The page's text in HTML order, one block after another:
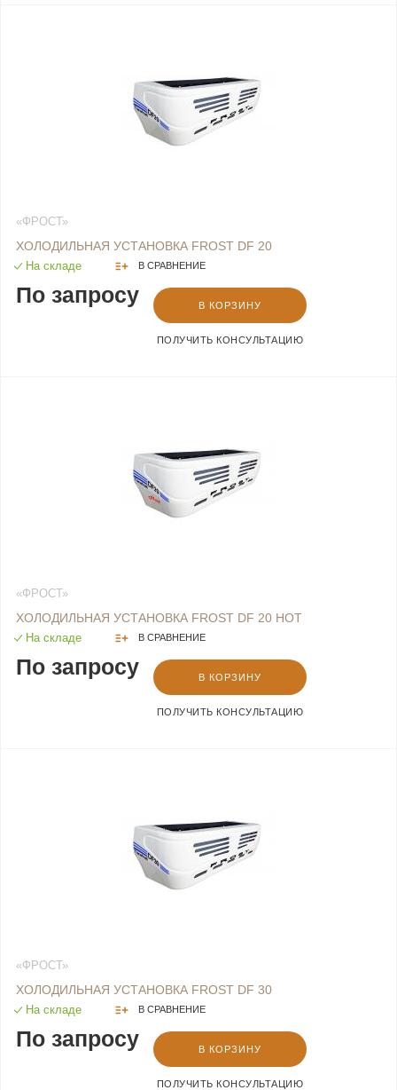
«ФРОСТ»
ХОЛОДИЛЬНАЯ УСТАНОВКА FROST DF 20
На складе В СРАВНЕНИЕ
По запросу В КОРЗИНУ
ПОЛУЧИТЬ КОНСУЛЬТАЦИЮ
«ФРОСТ»
ХОЛОДИЛЬНАЯ УСТАНОВКА FROST DF 20 HOT
На складе В СРАВНЕНИЕ
По запросу В КОРЗИНУ
ПОЛУЧИТЬ КОНСУЛЬТАЦИЮ
«ФРОСТ»
ХОЛОДИЛЬНАЯ УСТАНОВКА FROST DF 30
На складе В СРАВНЕНИЕ
По запросу В КОРЗИНУ
ПОЛУЧИТЬ КОНСУЛЬТАЦИЮ